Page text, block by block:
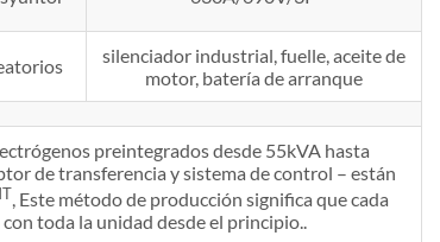
silenciador industrial, fuelle, aceite de
motor, batería de arranque
preintegrados desde 55kVA hasta
de transferencia y sistema de control – están
, Este método de producción significa que cada
toda la unidad desde el principio..